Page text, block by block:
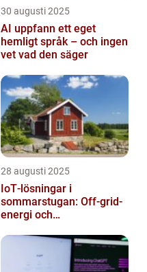
30 augusti 2025
AI uppfann ett eget
hemligt språk – och ingen
vet vad den säger
28 augusti 2025
IoT‑lösningar i
sommarstugan: Off‑grid-
energi och